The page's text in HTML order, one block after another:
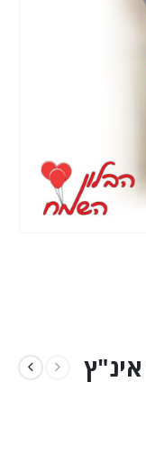
בלון גומי מקרון כחול 12 אינ"ץ